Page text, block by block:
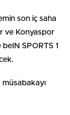
son iç saha
ve Konyaspor
SPORTS 1
müsabakayı